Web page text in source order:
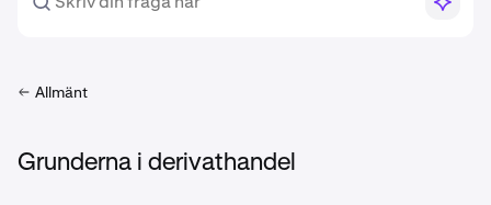
Allmänt
Grunderna i derivathandel